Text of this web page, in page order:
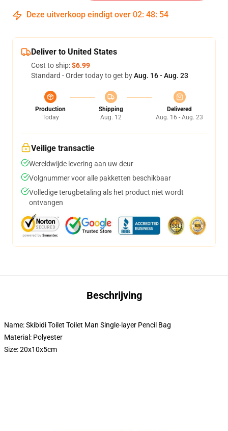
Deze uitverkoop eindigt over 02: 48: 53
Deliver to United States
Cost to ship:$6.99
Standard - Order today to get byAug. 16 - Aug. 23
Production
Today
Shipping
Aug. 12
Delivered
Aug. 16 - Aug. 23
Veilige transactie
Wereldwijde levering aan uw deur
Volgnummer voor alle pakketten beschikbaar
Volledige terugbetaling als het product niet wordt
ontvangen
Beschrijving
Name: Skibidi Toilet Toilet Man Single-layer Pencil Bag
Material: Polyester
Size: 20x10x5cm